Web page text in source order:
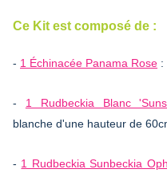
Ce Kit est composé de :
- 1 Échinacée Panama Rose :
- 1 Rudbeckia Blanc
blanche d'une hauteur de
- 1 Rudbeckia Sunbeckia